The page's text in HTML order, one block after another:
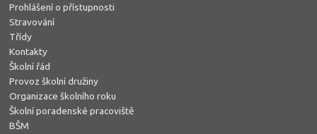
Prohlášení o přístupnosti
Stravování
Třídy
Kontakty
Školní řád
Provoz školní družiny
Organizace školního roku
Školní poradenské pracoviště
BŠM